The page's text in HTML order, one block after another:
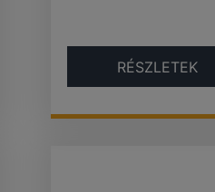
RÉSZLETEK